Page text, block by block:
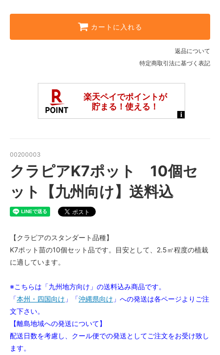
カートに入れる
返品について
特定商取引法に基づく表記
00200003
クラピアK7ポット 10個セ
ット【九州向け】送料込
【クラピアのスタンダート品種】
K7ポット苗の10個セット品です。目安として、2.5㎡程度の植栽
に適しています。
※こちらは「九州地方向け」の送料込み商品です。
「本州・四国向け 」「沖縄県向け 」への発送は各ページよりご注
文下さい。
【離島地域への発送について】
配送日数を考慮し、クール便での発送としてご注文をお受け致し
ます。